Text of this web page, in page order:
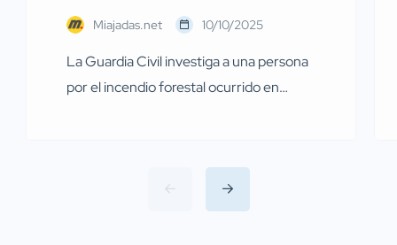
Miajadas.net 10/10/2025
La Guardia Civil investiga a una persona
por el incendio forestal ocurrido en
Servicio de Protección de la Naturaleza
(SEPRONA) de la Comandancia de
Cáceres han llevado a cabo